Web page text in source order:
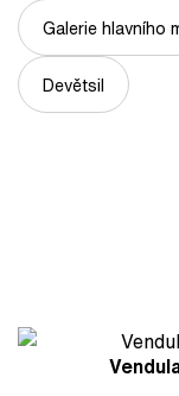
Galerie hlavního
Devětsil